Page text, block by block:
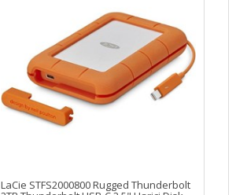
LaCie STFS2000800 Rugged Thunderbolt